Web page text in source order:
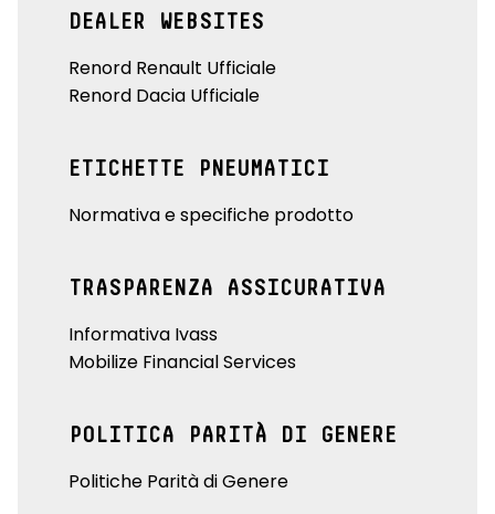
DEALER WEBSITES
Renord Renault Ufficiale
Renord Dacia Ufficiale
ETICHETTE PNEUMATICI
Normativa e specifiche prodotto
TRASPARENZA ASSICURATIVA
Informativa Ivass
Mobilize Financial Services
POLITICA PARITÀ DI GENERE
Politiche Parità di Genere